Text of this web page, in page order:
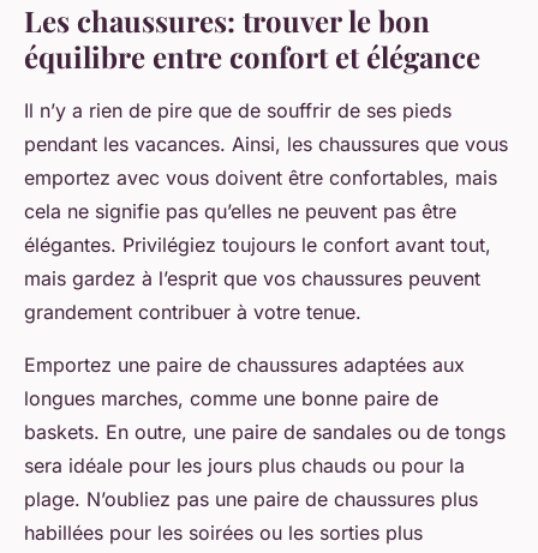
Les chaussures: trouver le bon
équilibre entre confort et élégance
Il n’y a rien de pire que de souffrir de ses pieds
pendant les vacances. Ainsi, les chaussures que vous
emportez avec vous doivent être confortables, mais
cela ne signifie pas qu’elles ne peuvent pas être
élégantes. Privilégiez toujours le confort avant tout,
mais gardez à l’esprit que vos chaussures peuvent
grandement contribuer à votre tenue.
Emportez une paire de chaussures adaptées aux
longues marches, comme une bonne paire de
baskets. En outre, une paire de sandales ou de tongs
sera idéale pour les jours plus chauds ou pour la
plage. N’oubliez pas une paire de chaussures plus
habillées pour les soirées ou les sorties plus